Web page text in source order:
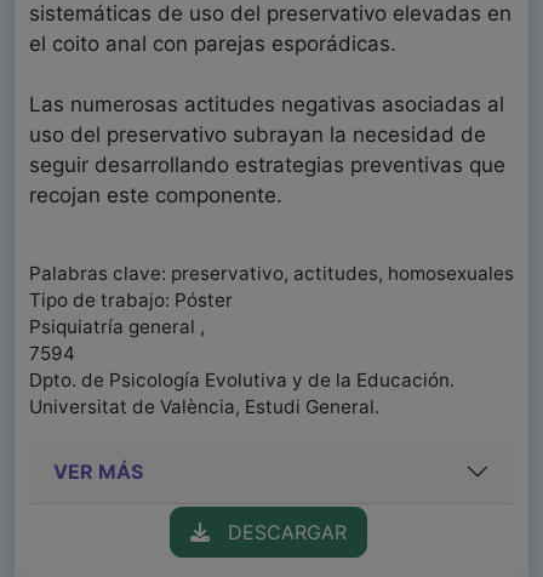
sistemáticas de uso del preservativo elevadas en
el coito anal con parejas esporádicas.
Las numerosas actitudes negativas asociadas al
uso del preservativo subrayan la necesidad de
seguir desarrollando estrategias preventivas que
recojan este componente.
Palabras clave: preservativo, actitudes, homosexuales
Tipo de trabajo: Póster
Psiquiatría general ,
7594
Dpto. de Psicología Evolutiva y de la Educación.
Universitat de València, Estudi General.
VER MÁS
DESCARGAR